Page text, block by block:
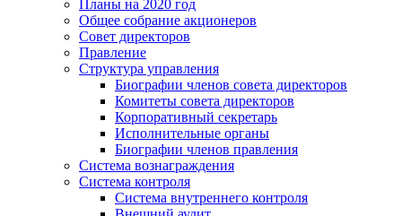
Планы на 2020 год
Общее собрание акционеров
Совет директоров
Правление
Структура управления
Биографии членов совета директоров
Комитеты совета директоров
Корпоративный секретарь
Исполнительные органы
Биографии членов правления
Система вознаграждения
Система контроля
Система внутреннего контроля